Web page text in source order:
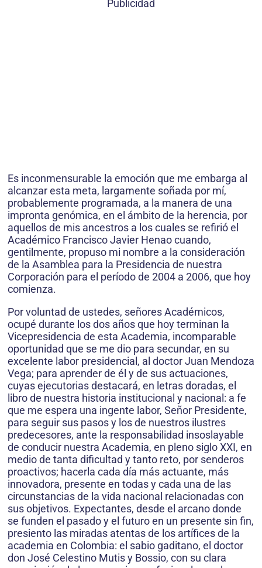
Publicidad
Es inconmensurable la emoción que me embarga al
alcanzar esta meta, largamente soñada por mí,
probablemente programada, a la manera de una
impronta genómica, en el ámbito de la herencia, por
aquellos de mis ancestros a los cuales se refirió el
Académico Francisco Javier Henao cuando,
gentilmente, propuso mi nombre a la consideración
de la Asamblea para la Presidencia de nuestra
Corporación para el período de 2004 a 2006, que hoy
comienza.
Por voluntad de ustedes, señores Académicos,
ocupé durante los dos años que hoy terminan la
Vicepresidencia de esta Academia, incomparable
oportunidad que se me dio para secundar, en su
excelente labor presidencial, al doctor Juan Mendoza
Vega; para aprender de él y de sus actuaciones,
cuyas ejecutorias destacará, en letras doradas, el
libro de nuestra historia institucional y nacional: a fe
que me espera una ingente labor, Señor Presidente,
para seguir sus pasos y los de nuestros ilustres
predecesores, ante la responsabilidad insoslayable
de conducir nuestra Academia, en pleno siglo XXI, en
medio de tanta dificultad y tanto reto, por senderos
proactivos; hacerla cada día más actuante, más
innovadora, presente en todas y cada una de las
circunstancias de la vida nacional relacionadas con
sus objetivos. Expectantes, desde el arcano donde
se funden el pasado y el futuro en un presente sin fin,
presiento las miradas atentas de los artífices de la
academia en Colombia: el sabio gaditano, el doctor
don José Celestino Mutis y Bossio, con su clara